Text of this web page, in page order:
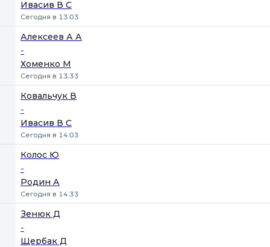
Ивасив В С
Сегодня в 13:03
Алексеев А А
-
Хоменко М
Сегодня в 13:33
Ковальчук В
-
Ивасив В С
Сегодня в 14:03
Колос Ю
-
Родин А
Сегодня в 14:33
Зенюк Д
-
Щербак Д